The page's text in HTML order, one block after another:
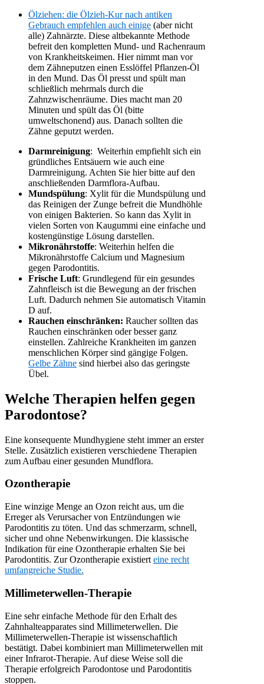
Ölziehen: die Ölzieh-Kur nach antiken
Gebrauch empfehlen auch einige (aber nicht
alle) Zahnärzte. Diese altbekannte Methode
befreit den kompletten Mund- und Rachenraum
von Krankheitskeimen. Hier nimmt man vor
dem Zähneputzen einen Esslöffel Pflanzen-Öl
in den Mund. Das Öl presst und spült man
schließlich mehrmals durch die
Zahnzwischenräume. Dies macht man 20
Minuten und spült das Öl (bitte
umweltschonend) aus. Danach sollten die
Zähne geputzt werden.
Darmreinigung: Weiterhin empfiehlt sich ein
gründliches Entsäuern wie auch eine
Darmreinigung. Achten Sie hier bitte auf den
anschließenden Darmflora-Aufbau.
Mundspülung: Xylit für die Mundspülung und
das Reinigen der Zunge befreit die Mundhöhle
von einigen Bakterien. So kann das Xylit in
vielen Sorten von Kaugummi eine einfache und
kostengünstige Lösung darstellen.
Mikronährstoffe: Weiterhin helfen die
Mikronährstoffe Calcium und Magnesium
gegen Parodontitis.
Frische Luft: Grundlegend für ein gesundes
Zahnfleisch ist die Bewegung an der frischen
Luft. Dadurch nehmen Sie automatisch Vitamin
D auf.
Rauchen einschränken: Raucher sollten das
Rauchen einschränken oder besser ganz
einstellen. Zahlreiche Krankheiten im ganzen
menschlichen Körper sind gängige Folgen.
Gelbe Zähne sind hierbei also das geringste
Übel.
Welche Therapien helfen gegen
Parodontose?
Eine konsequente Mundhygiene steht immer an erster
Stelle. Zusätzlich existieren verschiedene Therapien
zum Aufbau einer gesunden Mundflora.
Ozontherapie
Eine winzige Menge an Ozon reicht aus, um die
Erreger als Verursacher von Entzündungen wie
Parodontitis zu töten. Und das schmerzarm, schnell,
sicher und ohne Nebenwirkungen. Die klassische
Indikation für eine Ozontherapie erhalten Sie bei
Parodontitis. Zur Ozontherapie existiert eine recht
umfangreiche Studie.
Millimeterwellen-Therapie
Eine sehr einfache Methode für den Erhalt des
Zahnhalteapparates sind Millimeterwellen. Die
Millimeterwellen-Therapie ist wissenschaftlich
bestätigt. Dabei kombiniert man Millimeterwellen mit
einer Infrarot-Therapie. Auf diese Weise soll die
Therapie erfolgreich Parodontose und Parodontitis
stoppen.